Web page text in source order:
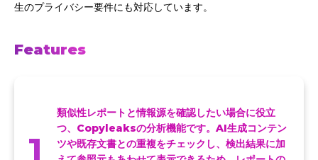
生のプライバシー要件にも対応しています。
Features
1
類似性レポートと情報源を確認したい場合に役立
つ、Copyleaksの分析機能です。AI生成コンテン
ツや既存文書との重複をチェックし、検出結果に加